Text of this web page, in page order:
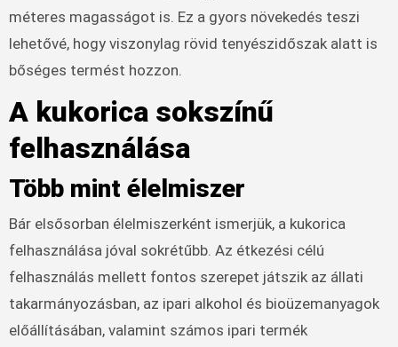
méteres magasságot is. Ez a gyors növekedés teszi
lehetővé, hogy viszonylag rövid tenyészidőszak alatt is
bőséges termést hozzon.
A kukorica sokszínű
felhasználása
Több mint élelmiszer
Bár elsősorban élelmiszerként ismerjük, a kukorica
felhasználása jóval sokrétűbb. Az étkezési célú
felhasználás mellett fontos szerepet játszik az állati
takarmányozásban, az ipari alkohol és bioüzemanyagok
előállításában, valamint számos ipari termék